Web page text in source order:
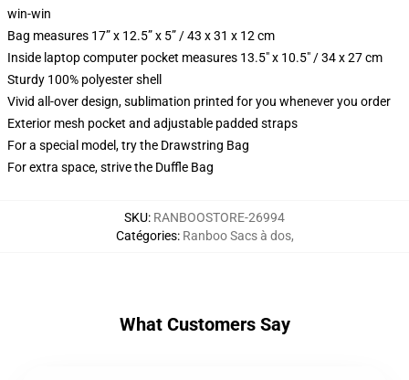
win-win
Bag measures 17” x 12.5” x 5” / 43 x 31 x 12 cm
Inside laptop computer pocket measures 13.5" x 10.5" / 34 x 27 cm
Sturdy 100% polyester shell
Vivid all-over design, sublimation printed for you whenever you order
Exterior mesh pocket and adjustable padded straps
For a special model, try the Drawstring Bag
For extra space, strive the Duffle Bag
SKU: RANBOOSTORE-26994
Catégories: Ranboo Sacs à dos,
What Customers Say